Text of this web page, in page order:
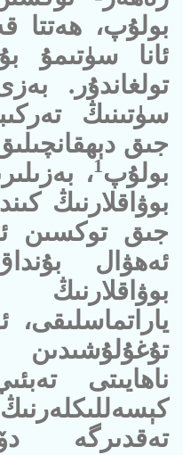
بولۇپ، ھەتتا
ئانا سۈتىمۇ
تولغاندۇر.
سۈتىنىڭ
جىق
بولۇپ1،
جىق توكسىن
ئەھۋال
ناھايىتى
تەقدىرگە